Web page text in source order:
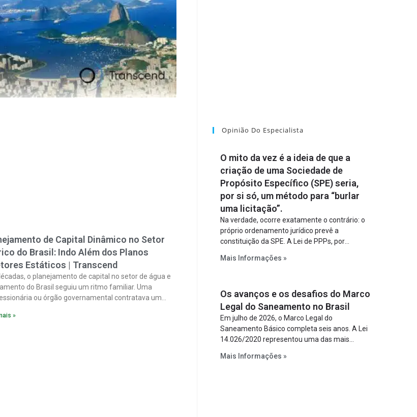
de Capital Dinâmico no Setor
do Brasil: Indo Além dos Planos
Estáticos | Transcend
o planejamento de capital no setor de água e
do Brasil seguiu um ritmo familiar. Uma
ou órgão governamental contratava um
»
Opinião Do Especialista
O mito da vez é a ideia de que a
criação de uma Sociedade de
Propósito Específico (SPE) seria,
por si só, um método para “burlar
uma licitação”.
Na verdade, ocorre exatamente o contrário: o
próprio ordenamento jurídico prevê a
constituição da SPE. A Lei de PPPs, por
constitua uma SPE para implantar e gerir o
Lei de Concessões, a figura é facultativa e
sujeita a uma escolha racional de projeto a
projeto.
Mais Informações »
Os avanços e os desafios do Marco
Legal do Saneamento no Brasil
Em julho de 2026, o Marco Legal do
Saneamento Básico completa seis anos. A Lei
14.026/2020 representou uma das mais
estabelecer metas claras para a
Mais Informações »